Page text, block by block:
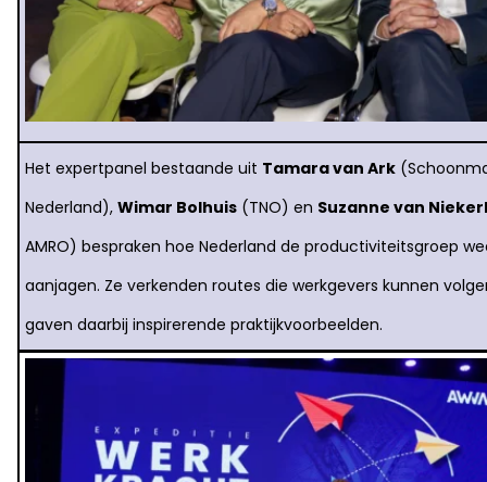
Het expertpanel bestaande uit Tamara van Ark
Nederland), Wimar Bolhuis (TNO) en Suzanne van
AMRO) bespraken hoe Nederland de productiviteitsgroep
aanjagen. Ze verkenden routes die werkgevers kunnen
gaven daarbij inspirerende praktijkvoorbeelden.